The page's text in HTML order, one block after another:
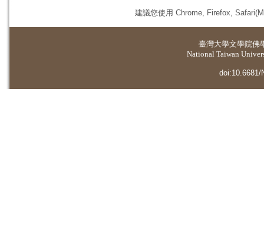
建議您使用 Chrome, Firefox,
臺灣大學文學院佛
National Taiwan
doi:10.6681/